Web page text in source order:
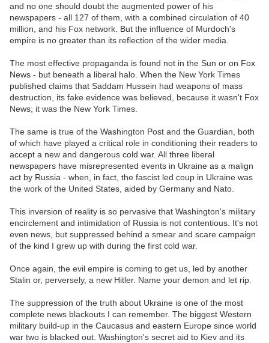
and no one should doubt the augmented power of his
newspapers - all 127 of them, with a combined circulation of 40
million, and his Fox network. But the influence of Murdoch's
empire is no greater than its reflection of the wider media.
The most effective propaganda is found not in the Sun or on Fox
News - but beneath a liberal halo. When the New York Times
published claims that Saddam Hussein had weapons of mass
destruction, its fake evidence was believed, because it wasn't Fox
News; it was the New York Times.
The same is true of the Washington Post and the Guardian, both
of which have played a critical role in conditioning their readers to
accept a new and dangerous cold war. All three liberal
newspapers have misrepresented events in Ukraine as a malign
act by Russia - when, in fact, the fascist led coup in Ukraine was
the work of the United States, aided by Germany and Nato.
This inversion of reality is so pervasive that Washington's military
encirclement and intimidation of Russia is not contentious. It's not
even news, but suppressed behind a smear and scare campaign
of the kind I grew up with during the first cold war.
Once again, the evil empire is coming to get us, led by another
Stalin or, perversely, a new Hitler. Name your demon and let rip.
The suppression of the truth about Ukraine is one of the most
complete news blackouts I can remember. The biggest Western
military build-up in the Caucasus and eastern Europe since world
war two is blacked out. Washington's secret aid to Kiev and its